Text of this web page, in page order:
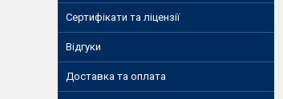
Сертифікати та ліцензії
Відгуки
Доставка та оплата